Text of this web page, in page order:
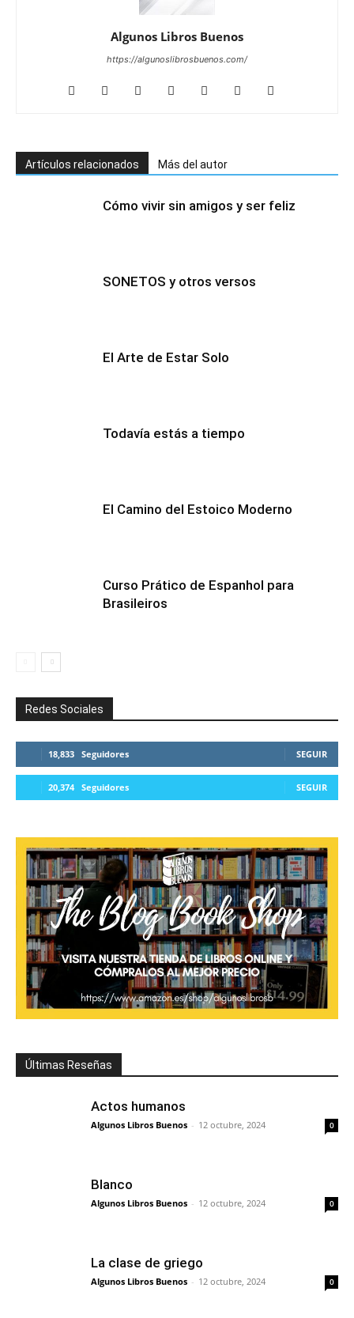
Algunos Libros Buenos
https://algunoslibrosbuenos.com/
Artículos relacionados Más del autor
Cómo vivir sin amigos y ser feliz
SONETOS y otros versos
El Arte de Estar Solo
Todavía estás a tiempo
El Camino del Estoico Moderno
Curso Prático de Espanhol para
Brasileiros
Redes Sociales
18,833 Seguidores SEGUIR
20,374 Seguidores SEGUIR
Últimas Reseñas
Actos humanos
Algunos Libros Buenos - 12 octubre, 2024 0
Blanco
Algunos Libros Buenos - 12 octubre, 2024 0
La clase de griego
Algunos Libros Buenos - 12 octubre, 2024 0